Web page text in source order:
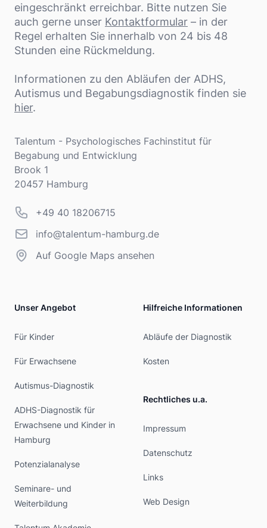
eingeschränkt erreichbar. Bitte nutzen Sie
auch gerne unser Kontaktformular – in der
Regel erhalten Sie innerhalb von 24 bis 48
Stunden eine Rückmeldung.
Informationen zu den Abläufen der ADHS,
Autismus und Begabungsdiagnostik finden sie
hier.
Adresse
Talentum - Psychologisches Fachinstitut für
Begabung und Entwicklung
Brook 1
20457 Hamburg
Telefonnummer
+49 40 18206715
info@talentum-hamburg.de
info@talentum-hamburg.de
Auf Google Maps ansehen
Unser Angebot
Für Kinder
Für Erwachsene
Autismus-Diagnostik
ADHS-Diagnostik für
Erwachsene und Kinder in
Hamburg
Potenzialanalyse
Seminare- und
Weiterbildung
Hilfreiche Informationen
Abläufe der Diagnostik
Kosten
Rechtliches u.a.
Impressum
Datenschutz
Links
Web Design